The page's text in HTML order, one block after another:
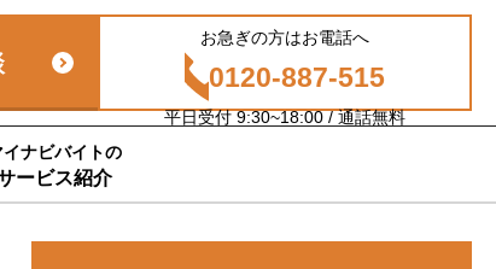
お急ぎの方はお電話へ
0120-887-515
平日受付 9:30~18:00 / 通話無料
イナビバイトの
ービス紹介